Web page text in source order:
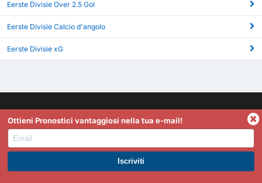
Eerste Divisie Over 2.5 Gol
Eerste Divisie Calcio d'angolo
Eerste Divisie xG
FootyStats è il tuo miglior riferimento per statistiche come
gol segnati, Over 2.5/Under 2.5, 1T/Full Time, statistiche
ISCRIVITI A PREMIUM. GUADAGNA SUBITO.
Ottieni Pronostici vantaggiosi nella tua e-mail!